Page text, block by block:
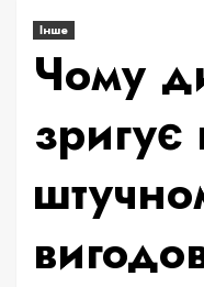
Інше
Чому
зригує